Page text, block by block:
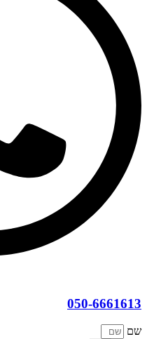
050-6661613
שם